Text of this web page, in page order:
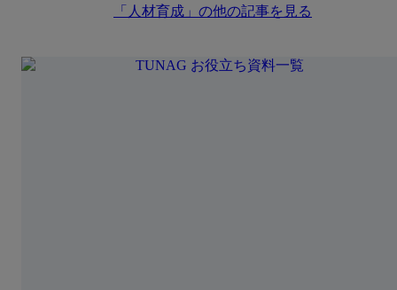
「 人材育成 」の他の記事を見る